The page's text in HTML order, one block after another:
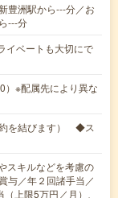
豊洲駅から---分／お
---分
ベートも大切にで
※配属先により異な
約を結びます） ◆ス
スキルなどを考慮の
与／年２回諸手当／
上限5万円／月）、